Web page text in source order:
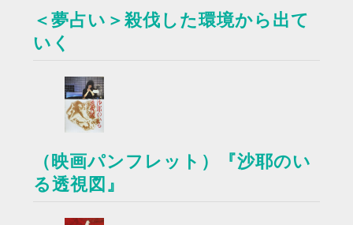
＜夢占い＞殺伐した環境から出て
いく
（映画パンフレット）『沙耶のい
る透視図』